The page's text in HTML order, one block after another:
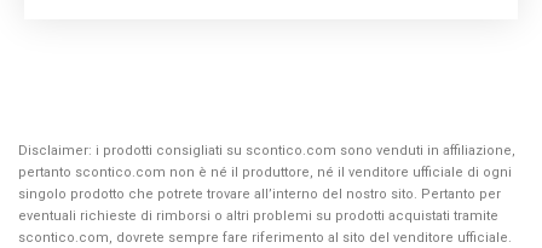
Disclaimer: i prodotti consigliati su scontico.com sono venduti in affiliazione,
pertanto scontico.com non è né il produttore, né il venditore ufficiale di ogni
singolo prodotto che potrete trovare all’interno del nostro sito. Pertanto per
eventuali richieste di rimborsi o altri problemi su prodotti acquistati tramite
scontico.com, dovrete sempre fare riferimento al sito del venditore ufficiale.